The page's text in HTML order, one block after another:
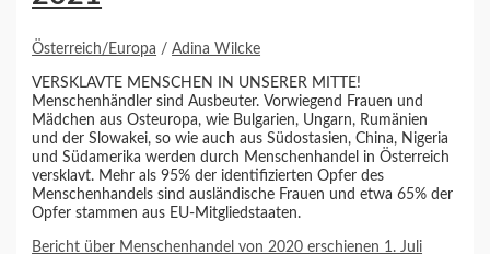
Österreich/Europa /Adina Wilcke
VERSKLAVTE MENSCHEN IN UNSERER MITTE!
Menschenhändler sind Ausbeuter. Vorwiegend Frauen und
Mädchen aus Osteuropa, wie Bulgarien, Ungarn, Rumänien
und der Slowakei, so wie auch aus Südostasien, China, Nigeria
und Südamerika werden durch Menschenhandel in Österreich
versklavt. Mehr als 95% der identifizierten Opfer des
Menschenhandels sind ausländische Frauen und etwa 65% der
Opfer stammen aus EU-Mitgliedstaaten.
Bericht über Menschenhandel von 2020 erschienen 1. Juli